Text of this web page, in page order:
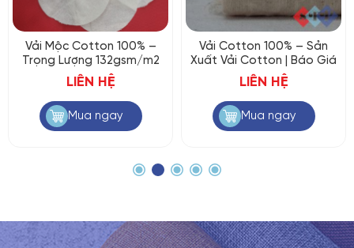
Vải Mộc Cotton 100% –
Trọng Lượng 132gsm/m2
LIÊN HỆ
Mua ngay
Vải Cotton 100% – Sản
Xuất Vải Cotton | Báo Giá
LIÊN HỆ
Mua ngay